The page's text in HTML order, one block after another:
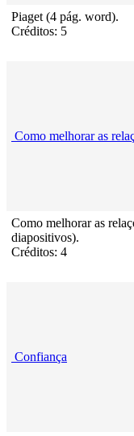
Piaget (4 pág. word).
Créditos: 5
Como melhorar as
Como melhorar as
diapositivos).
Créditos: 4
Confiança